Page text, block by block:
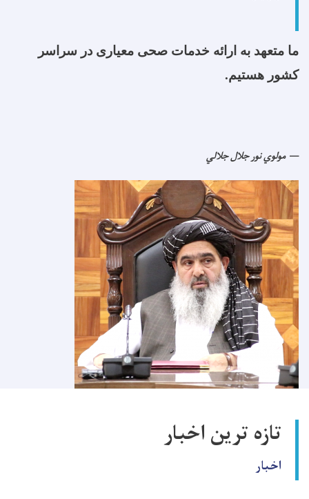
ما متعهد به ارائه خدمات صحی معیاری در سراسر
کشور هستیم.
مولوي نور جلال جلالي
تازه ترین اخبار
اخبار